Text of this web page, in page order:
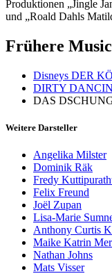
Produktionen „Jingle
und „Roald Dahls
Frühere
Disneys DER
DIRTY
DAS
Weitere Darsteller
Angelika Milster
Dominik Räk
Fredy
Felix Freund
Joël Zupan
Lisa-Marie
Anthony Curtis
Maike Katrin
Nathan Johns
Mats Visser